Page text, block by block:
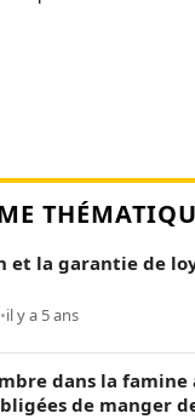
et la garantie de
•il y a 5 ans
dans la
de manger